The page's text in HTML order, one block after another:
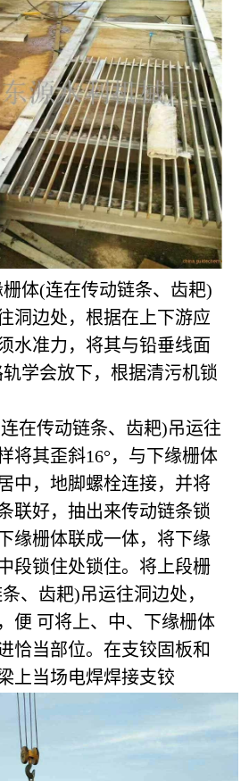
体(连在传动链条、齿耙)
洞边处，根据在上下游应
水准力，将其与铅垂线面
轨学会放下，根据清污机锁
在传动链条、齿耙)吊运往
将其歪斜16°，与下缘栅体
中，地脚螺栓连接，并将
联好，抽出来传动链条锁
缘栅体联成一体，将下缘
段锁住处锁住。将上段栅
、齿耙)吊运往洞边处，
便 可将上、中、下缘栅体
恰当部位。在支铰固板和
上当场电焊焊接支铰